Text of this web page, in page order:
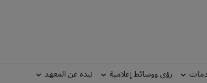
رؤى ووسائط إعلامية
نبذة عن المعهد